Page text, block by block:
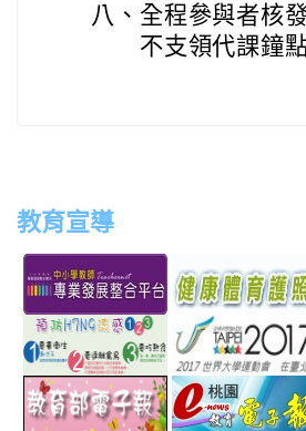
八、 全程參與者核
不支領代課鐘
教育宣導
to
http://
link
to
https://
link
to
http://
flu/catalog.php?
link
to